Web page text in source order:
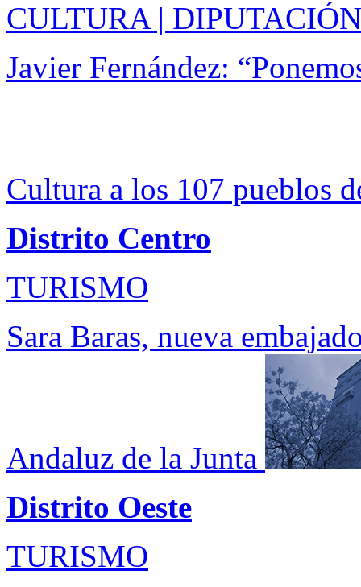
CULTURA |
Javier Fernández:
Cultura a los 107 pueblos
Distrito Centro
TURISMO
Sara Baras, nueva
Andaluz de la Junta
Distrito Oeste
TURISMO